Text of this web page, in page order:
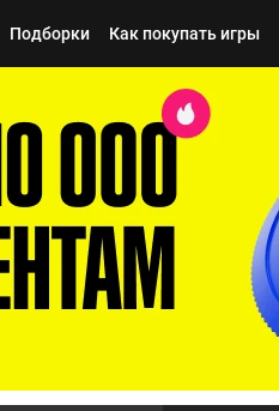
Подборки Как покупать игры